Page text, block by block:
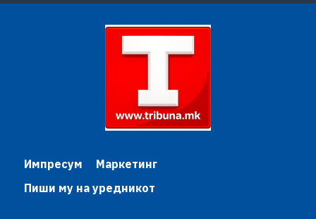
Импресум
Маркетинг
Пиши му на уредникот